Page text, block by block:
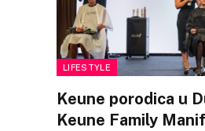
LIFESTYLE
Keune porodica u
Keune Family